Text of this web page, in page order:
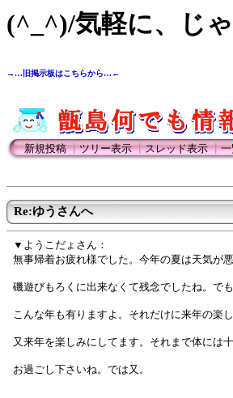
(^_^)/気軽に、じ
→…旧掲示板はこちらから…←
新規投稿┃ツリー表示┃スレッド表示┃
Re:ゆうさんへ
▼ようこだょさん：
無事帰着お疲れ様でした。今年の夏は天気が
磯遊びもろくに出来なくて残念でしたね。で
こんな年も有りますよ。それだけに来年の楽
又来年を楽しみにしてます。それまで体には
お過ごし下さいね。では又。